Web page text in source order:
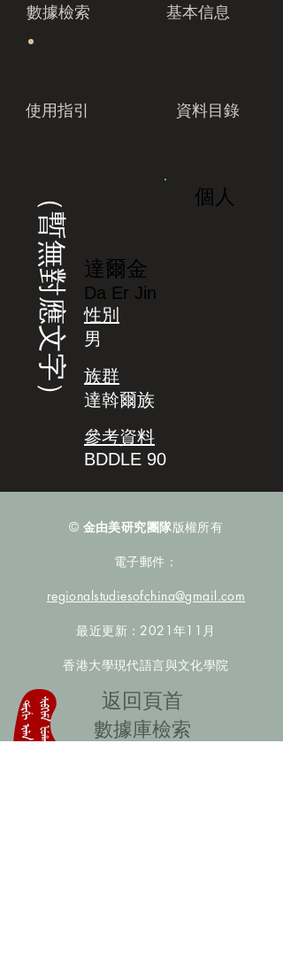
數據檢索 基本信息
使用指引 資料目錄
（暫無對應文字） 個人
達爾金
Da Er Jin
性別
男
族群
達斡爾族
參考資料
BDDLE 90
© 金由美研究團隊版權所有
電子郵件：
regionalstudiesofchina@gmail.com
最近更新：2021年11月
香港大學現代語言與文化學院
​返回頁首
數據庫檢索